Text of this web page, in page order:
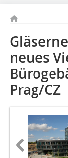
neues
Prag/CZ